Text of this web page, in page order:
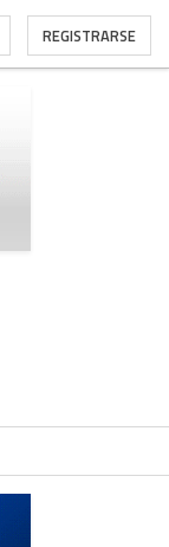
REGISTRARSE